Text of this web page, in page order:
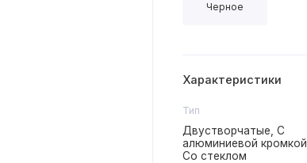
Черное
Характеристики
Тип
Двустворчатые, С
алюминиевой кромкой,
Со стеклом